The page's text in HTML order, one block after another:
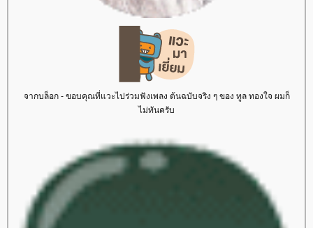
จากบล็อก - ขอบคุณที่แวะไปร่วมฟังเพลง ต้นฉบับจริง ๆ ของ ทูล ทองใจ ผมก็
ไม่ทันครับ